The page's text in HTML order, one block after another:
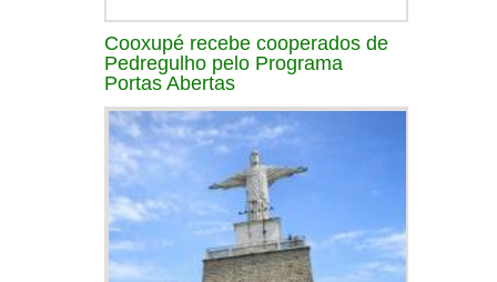
Cooxupé recebe cooperados de
Pedregulho pelo Programa
Portas Abertas